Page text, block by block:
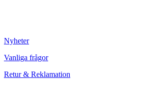
Nyheter
Vanliga frågor
Retur & Reklamation